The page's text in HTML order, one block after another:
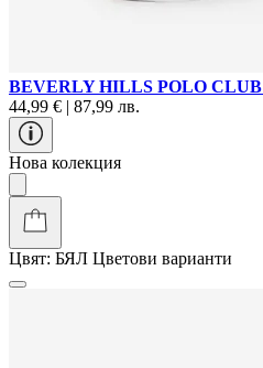
BEVERLY HILLS POLO CLUB
44,99 € | 87,99 лв.
Нова колекция
Цвят: БЯЛ Цветови варианти